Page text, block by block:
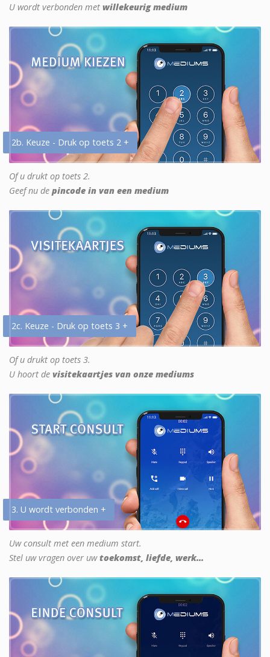
U wordt verbonden met willekeurig medium
2b. Keuze - Druk op toets 2 +
Of u drukt op toets 2.
Geef nu de pincode in van een medium
2c. Keuze - Druk op toets 3 +
Of u drukt op toets 3.
U hoort de visitekaartjes van onze mediums
3. U wordt verbonden +
Uw consult met een medium start.
Stel uw vragen over uwtoekomst, liefde, werk...